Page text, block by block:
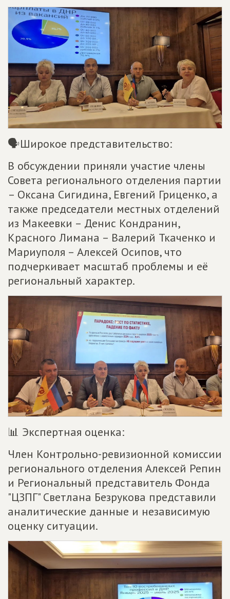
🗣Широкое представительство:
В обсуждении приняли участие члены
Совета регионального отделения партии
– Оксана Сигидина, Евгений Гриценко, а
также председатели местных отделений
из Макеевки – Денис Кондранин,
Красного Лимана – Валерий Ткаченко и
Мариуполя – Алексей Осипов, что
подчеркивает масштаб проблемы и её
региональный характер.
📊 Экспертная оценка:
Член Контрольно-ревизионной комиссии
регионального отделения Алексей Репин
и Региональный представитель Фонда
"ЦЗПГ" Светлана Безрукова представили
аналитические данные и независимую
оценку ситуации.